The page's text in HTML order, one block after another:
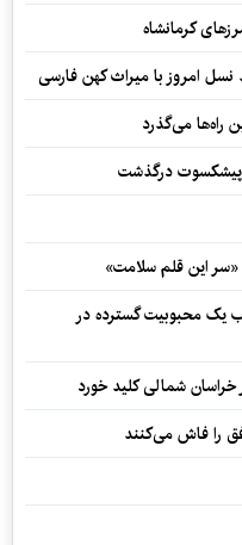
امروز با میراث کهن فارسی
راه‌ها می‌گذرد
پیشکسوت درگذشت
یک محبوبیت گسترده در
خراسان شمالی کلید خورد
را فاش می‌کنند